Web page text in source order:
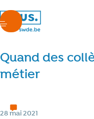
nous.swde
menu
Quand des
métier
Catégorie
Date de publication
28 mai 2021